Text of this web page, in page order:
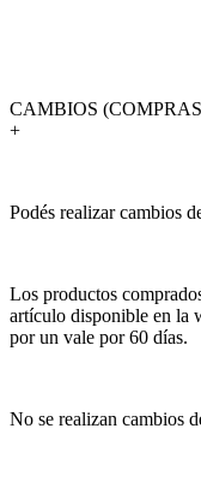
CAMBIOS
+
Podés realizar cambios
Los productos
artículo disponible en la
por un vale por 60 días.
No se realizan cambios